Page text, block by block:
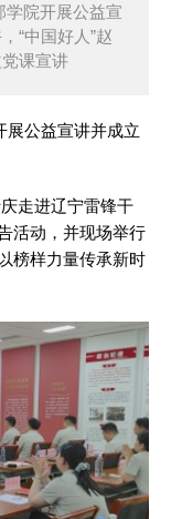
学院开展公益宣
“中国好人”赵
课宣讲
展公益宣讲并成立
走进辽宁雷锋干
活动，并现场举行
榜样力量传承新时